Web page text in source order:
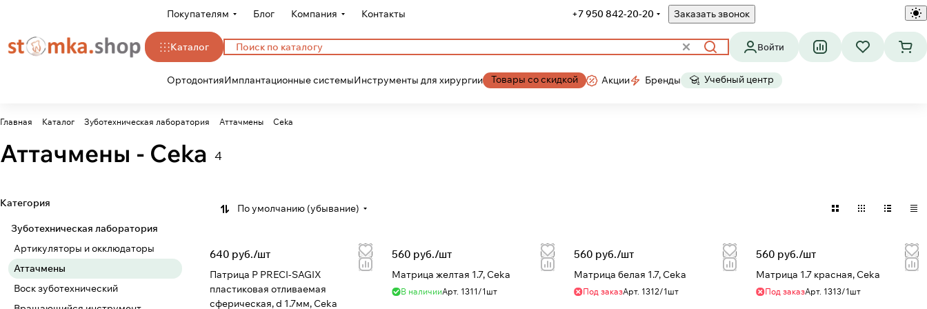
Покупателям Блог Компания Контакты +7 950 842-20-20 Заказать звонок
Каталог Войти
ОртодонтияИмплантационные системыИнструменты для хирургии Товары со скидкой Акции Бренды Учебный центр
Главная Каталог Зуботехническая лаборатория Аттачмены Ceka
Аттачмены - Ceka 4
По умолчанию (убывание)
640 руб./шт
Патрица Р PRECI-SAGIX
пластиковая отливаемая
сферическая, d 1.7мм, Ceka
560 руб./шт
Матрица желтая 1.7, Ceka
В наличииАрт. 1311/1шт
560 руб./шт
Матрица белая 1.7, Ceka
Под заказАрт. 1312/1шт
560 руб./шт
Матрица 1.7 красная, Ceka
Под заказАрт. 1313/1шт
Категория
Зуботехническая лаборатория
Артикуляторы и окклюдаторы
Аттачмены
Воск зуботехнический